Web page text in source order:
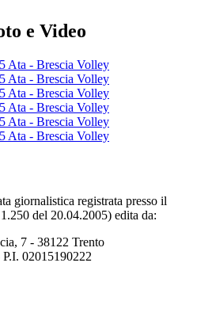
e Video
Ata - Brescia Volley
Ata - Brescia Volley
Ata - Brescia Volley
Ata - Brescia Volley
Ata - Brescia Volley
Ata - Brescia Volley
giornalistica registrata presso il
del 20.04.2005) edita da:
7 - 38122 Trento
02015190222